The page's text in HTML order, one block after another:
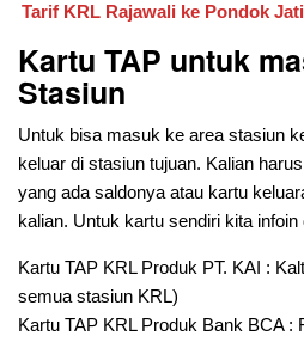
Tarif KRL Rajawali ke Pondok Jati
Kartu TAP untuk
Stasiun
Untuk bisa masuk ke area stasiun
keluar di stasiun tujuan. Kalian
yang ada saldonya atau kartu
kalian. Untuk kartu sendiri kita infoin
Kartu TAP KRL Produk PT. KAI :
semua stasiun KRL)
Kartu TAP KRL Produk Bank BCA :